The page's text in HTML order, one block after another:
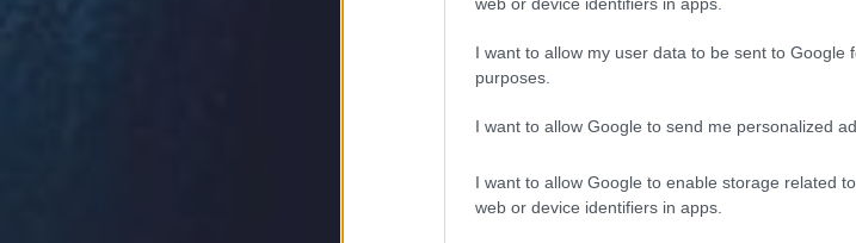
I want to allow my user data to be sent to Google
purposes.
I want to allow Google to send me personalized
I want to allow Google to enable storage related
web or device identifiers in apps.